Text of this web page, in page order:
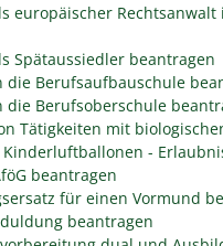
europäischer
Spätaussiedler beantragen
die Berufsaufbauschule
die Berufsoberschule
Tätigkeiten mit
-
beantragen
für einen Vormund
beantragen